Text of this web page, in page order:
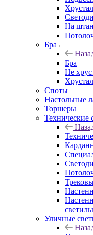
На
Бра
Бра
Не
Споты
Настольные
Торшеры
Технические
Уличные